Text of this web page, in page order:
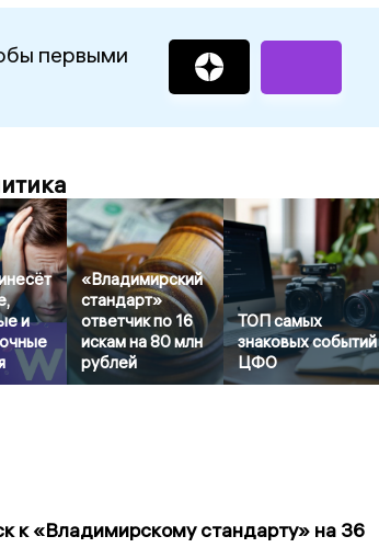
первыми
и
«Владимирский
стандарт»
ответчик по 16
искам на 80 млн
рублей
ТОП самых
знаковых событий
ЦФО
к «Владимирскому стандарту» на 36